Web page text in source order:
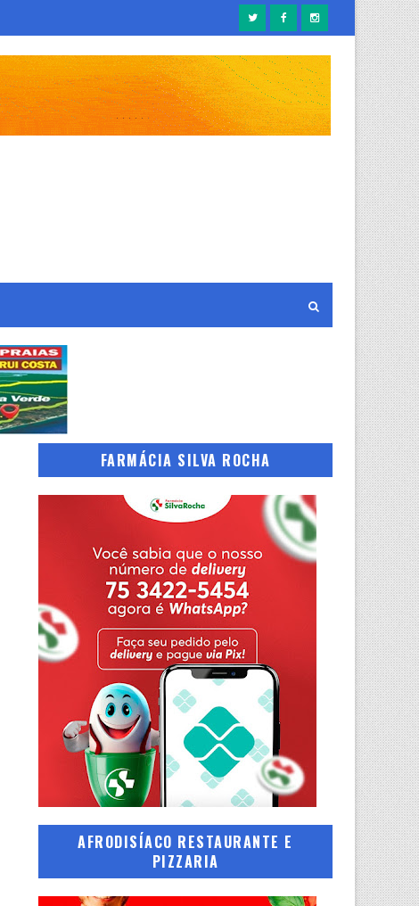
FARMÁCIA SILVA ROCHA
AFRODISÍACO RESTAURANTE E
PIZZARIA